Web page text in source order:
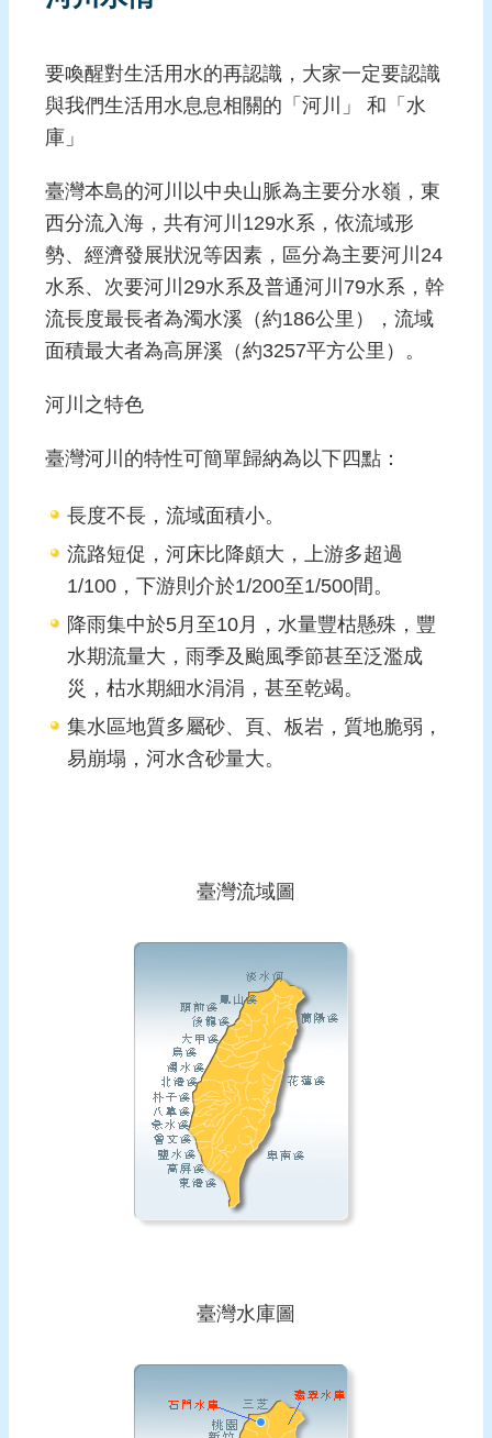
要喚醒對生活用水的再認識，大家一定要認識
與我們生活用水息息相關的「河川」 和「水
庫」
臺灣本島的河川以中央山脈為主要分水嶺，東
西分流入海，共有河川129水系，依流域形
勢、經濟發展狀況等因素，區分為主要河川24
水系、次要河川29水系及普通河川79水系，幹
流長度最長者為濁水溪（約186公里），流域
面積最大者為高屏溪（約3257平方公里）。
河川之特色
臺灣河川的特性可簡單歸納為以下四點：
長度不長，流域面積小。
流路短促，河床比降頗大，上游多超過
1/100，下游則介於1/200至1/500間。
降雨集中於5月至10月，水量豐枯懸殊，豐
水期流量大，雨季及颱風季節甚至泛濫成
災，枯水期細水涓涓，甚至乾竭。
集水區地質多屬砂、頁、板岩，質地脆弱，
易崩塌，河水含砂量大。
臺灣流域圖
臺灣水庫圖